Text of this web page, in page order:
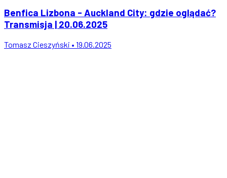
Benfica Lizbona - Auckland City: gdzie oglądać?
Transmisja | 20.06.2025
Tomasz Cieszyński • 19.06.2025